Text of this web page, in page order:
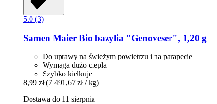
5.0 (3)
Samen Maier Bio bazylia "Genoveser", 1,20 g
Do uprawy na świeżym powietrzu i na parapecie
Wymaga dużo ciepła
Szybko kiełkuje
8,99 zł (7 491,67 zł / kg)
Dostawa do 11 sierpnia